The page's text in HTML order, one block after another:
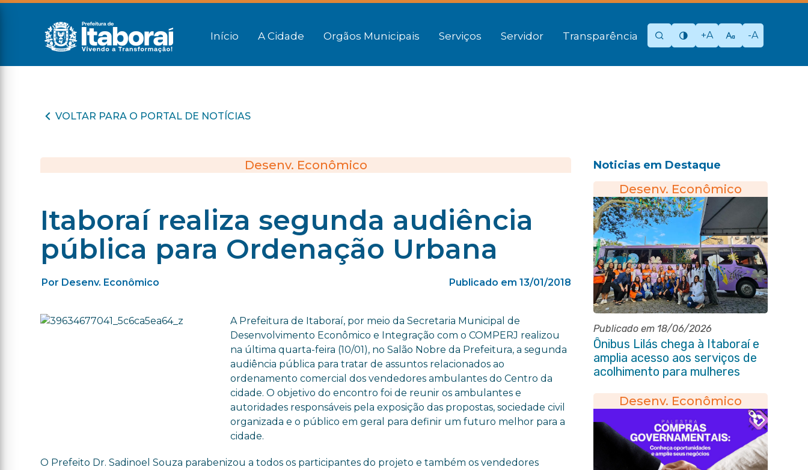
Início A Cidade Orgãos Municipais Serviços Servidor Transparência +A -A
VOLTAR PARA O PORTAL DE NOTÍCIAS
Desenv. Econômico
Itaboraí realiza segunda audiência
pública para Ordenação Urbana
Por Desenv. Econômico Publicado em 13/01/2018
A Prefeitura de Itaboraí, por meio da Secretaria Municipal de
Desenvolvimento Econômico e Integração com o COMPERJ realizou
na última quarta-feira (10/01), no Salão Nobre da Prefeitura, a segunda
audiência pública para tratar de assuntos relacionados ao
ordenamento comercial dos vendedores ambulantes do Centro da
cidade. O objetivo do encontro foi de reunir os ambulantes e
autoridades responsáveis pela exposição das propostas, sociedade civil
organizada e o público em geral para definir um futuro melhor para a
cidade.
O Prefeito Dr. Sadinoel Souza parabenizou a todos os participantes do projeto e também os vendedores
Noticias em Destaque
Desenv. Econômico
Publicado em 18/06/2026
Ônibus Lilás chega à Itaboraí e
amplia acesso aos serviços de
acolhimento para mulheres
Desenv. Econômico